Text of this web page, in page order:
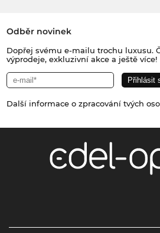
Odběr novinek
Dopřej svému e-mailu trochu luxusu.
výprodeje, exkluzivní akce a ještě více!
Další informace o zpracování tvých